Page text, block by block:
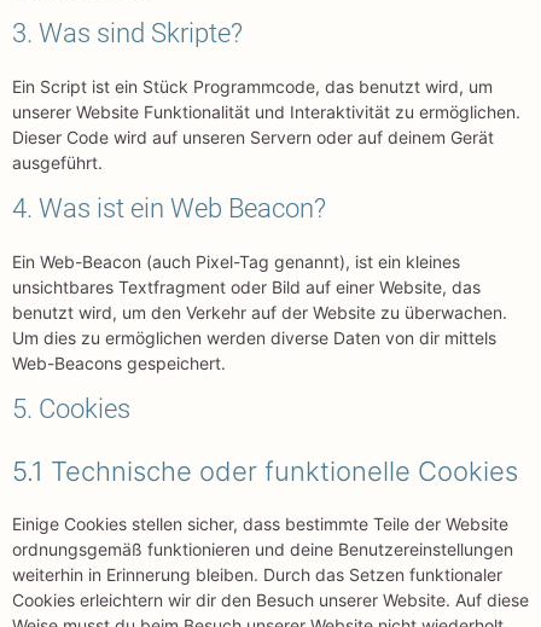
3. Was sind Skripte?
Ein Script ist ein Stück Programmcode, das benutzt wird, um
unserer Website Funktionalität und Interaktivität zu ermöglichen.
Dieser Code wird auf unseren Servern oder auf deinem Gerät
ausgeführt.
4. Was ist ein Web Beacon?
Ein Web-Beacon (auch Pixel-Tag genannt), ist ein kleines
unsichtbares Textfragment oder Bild auf einer Website, das
benutzt wird, um den Verkehr auf der Website zu überwachen.
Um dies zu ermöglichen werden diverse Daten von dir mittels
Web-Beacons gespeichert.
5. Cookies
5.1 Technische oder funktionelle Cookies
Einige Cookies stellen sicher, dass bestimmte Teile der Website
ordnungsgemäß funktionieren und deine Benutzereinstellungen
weiterhin in Erinnerung bleiben. Durch das Setzen funktionaler
Cookies erleichtern wir dir den Besuch unserer Website. Auf diese